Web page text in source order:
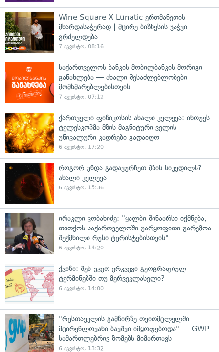
Wine Square X Lunatic ერთმანეთის
მხარდასაჭერად | მცირე ბიზნესის ჯაჭვი
გრძელდება
7 აგვისტო, 08:16
საქართველოს ბანკის მობილბანკის მორიგი
განახლება — ახალი შესაძლებლობები
მომხმარებლებისთვის
7 აგვისტო, 07:12
ქართველი ფიზიკოსის ახალი კვლევა: ინოუეს
ტელესკოპმა მზის მაგნიტური ველის
უნიკალური კადრები გადაიღო
6 აგვისტო, 17:20
როგორ უნდა გადავურჩეთ მზის სიკვდილს? —
ახალი კვლევა
6 აგვისტო, 15:36
ირაკლი კობახიძე: "ყალბი შინაარსი იქმნება,
თითქოს საქართველოში უარყოფითი გარემოა
შექმნილი რუსი ტურისტებისთვის"
6 აგვისტო, 14:20
ქვიზი: შენ უკეთ ერკვევი გეოგრაფიულ
ტერმინებში თუ მერვეკლასელი?
6 აგვისტო, 14:00
"რუსთაველის გამზირზე თვითმცლელში
მცირეწლოვანი ბავშვი იმყოფებოდა" — GWP
სამართლებრივ ზომებს მიმართავს
6 აგვისტო, 13:32